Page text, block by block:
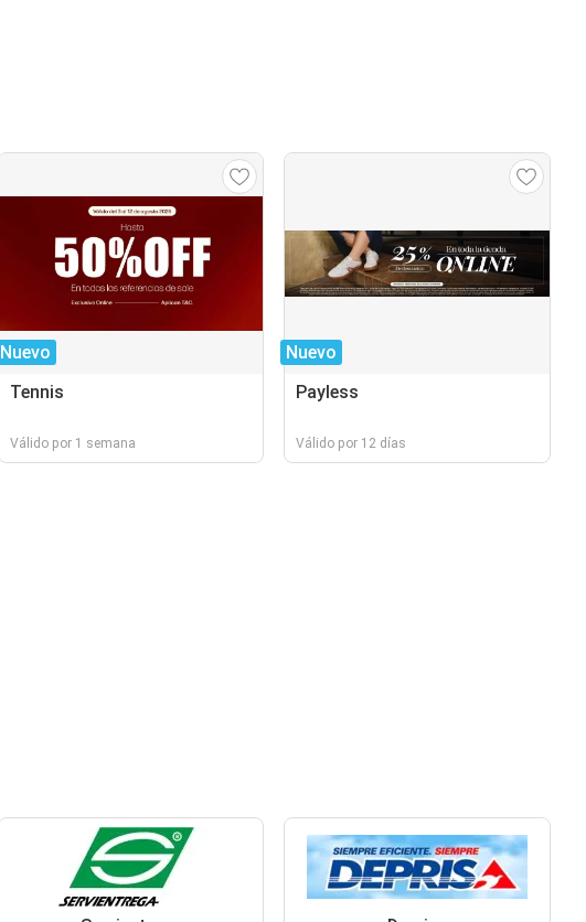
Nuevo
Tennis
Válido por 1 semana
Nuevo
Payless
Válido por 12 días